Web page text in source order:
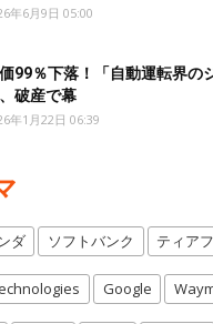
年6月9日 05:00
99％下落！「自動運転界の
破産で幕
年1月22日 06:39
ダ ソフトバンク ティア
Google